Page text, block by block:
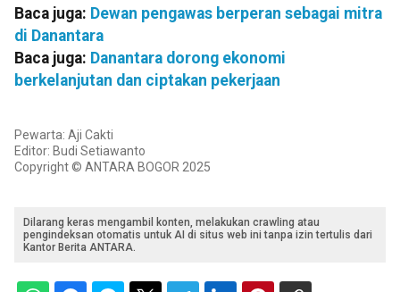
Baca juga: Dewan pengawas berperan sebagai mitra
di Danantara
Baca juga: Danantara dorong ekonomi
berkelanjutan dan ciptakan pekerjaan
Pewarta: Aji Cakti
Editor: Budi Setiawanto
Copyright © ANTARA BOGOR 2025
Dilarang keras mengambil konten, melakukan crawling atau
pengindeksan otomatis untuk AI di situs web ini tanpa izin tertulis dari
Kantor Berita ANTARA.